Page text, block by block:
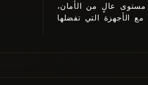
مستوى عالٍ من الأمان،